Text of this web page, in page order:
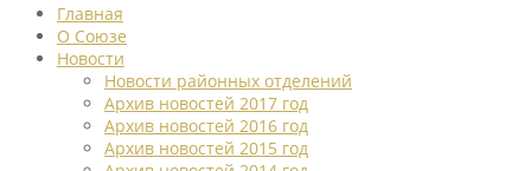
Главная
О Союзе
Новости
Новости районных отделений
Архив новостей 2017 год
Архив новостей 2016 год
Архив новостей 2015 год